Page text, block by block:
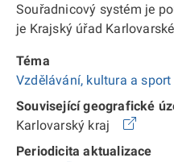
Souřadnicový systém je
je Krajský úřad
Téma
Vzdělávání, kultura a sport
Související geografické
Karlovarský kraj
Periodicita aktualizace